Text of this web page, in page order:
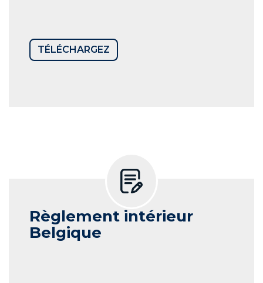
TÉLÉCHARGEZ
Règlement intérieur
Belgique